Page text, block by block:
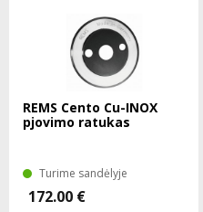
REMS Cento Cu-INOX
pjovimo ratukas
Turime sandėlyje
172.00 €